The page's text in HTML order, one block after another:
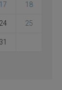
17 18
24 25
31